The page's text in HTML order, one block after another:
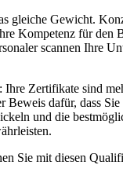
gleiche Gewicht.
Kompetenz für den
scannen Ihre
Ihre Zertifikate sind
Beweis dafür, dass
und die
Sie mit diesen